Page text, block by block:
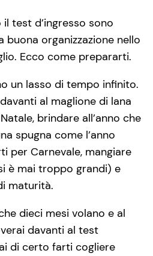
test d’ingresso sono
buona organizzazione nello
Ecco come prepararti.
un lasso di tempo infinito.
al maglione di lana
brindare all’anno che
spugna come l’anno
per Carnevale, mangiare
è mai troppo grandi) e
maturità.
dieci mesi volano e al
davanti al test
di certo farti cogliere